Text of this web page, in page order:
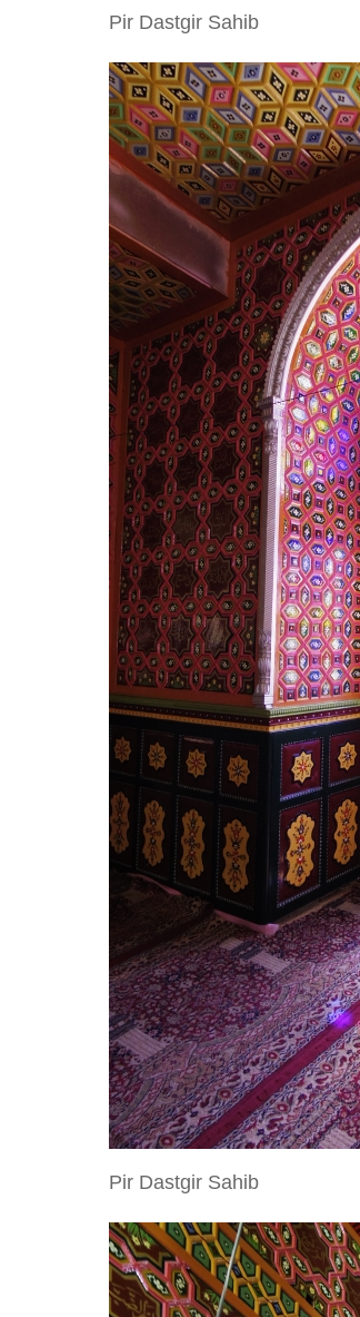
Pir Dastgir Sahib
Pir Dastgir Sahib